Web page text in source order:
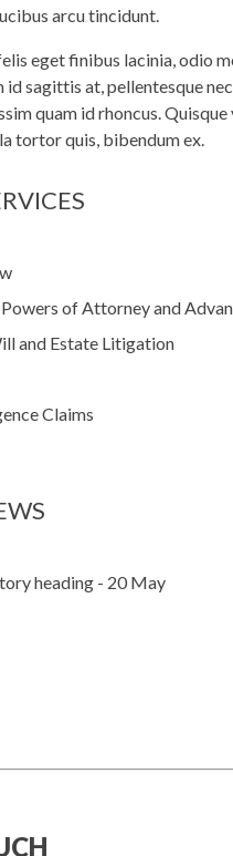
arcu tincidunt.
eget finibus lacinia, odio
id sagittis at, pellentesque
quam id rhoncus.
tortor quis, bibendum ex.
of Attorney and
and Estate Litigation
Claims
heading - 20 May